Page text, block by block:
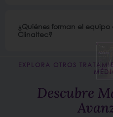
¿Quiénes forman el
Clinaltec?
EXPLORA OTROS
Descubre